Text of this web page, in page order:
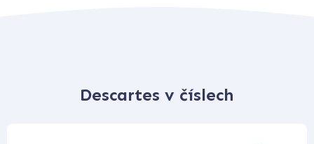
Descartes v číslech